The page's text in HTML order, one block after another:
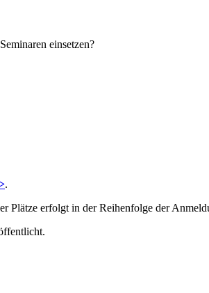
einsetzen?
.
Plätze erfolgt in der Reihenfolge der